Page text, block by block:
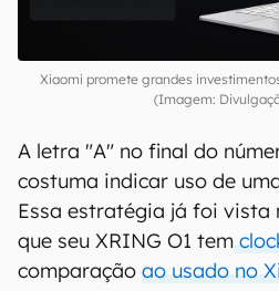
Xiaomi promete grandes
(Imagem:
A letra "A" no final do
costuma indicar uso de
Essa estratégia já foi vista
que seu XRING O1 tem
comparação ao usado no